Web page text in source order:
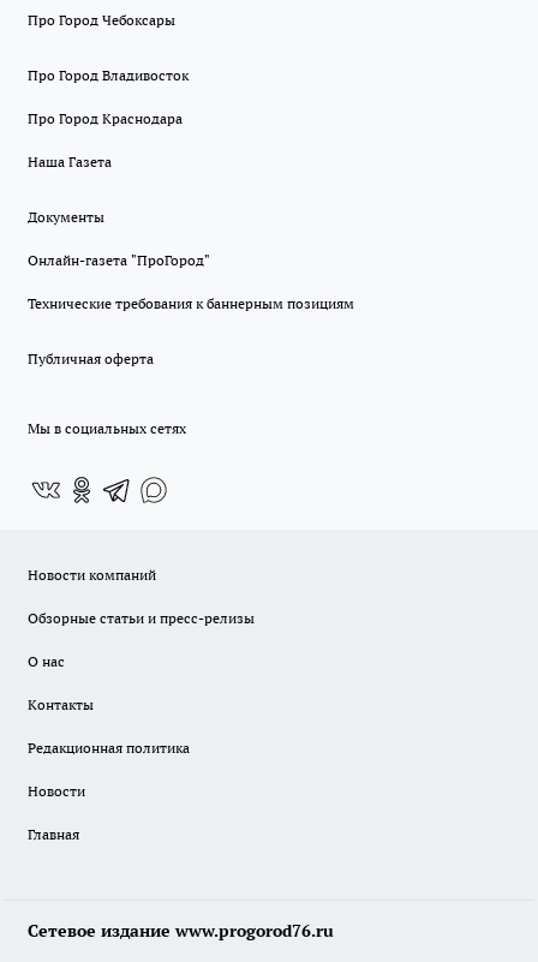
Про Город Чебоксары
Про Город Владивосток
Про Город Краснодара
Наша Газета
Документы
Онлайн-газета "ПроГород"
Технические требования к баннерным позициям
Публичная оферта
Мы в социальных сетях
Новости компаний
Обзорные статьи и пресс-релизы
О нас
Контакты
Редакционная политика
Новости
Главная
Сетевое издание www.progorod76.ru